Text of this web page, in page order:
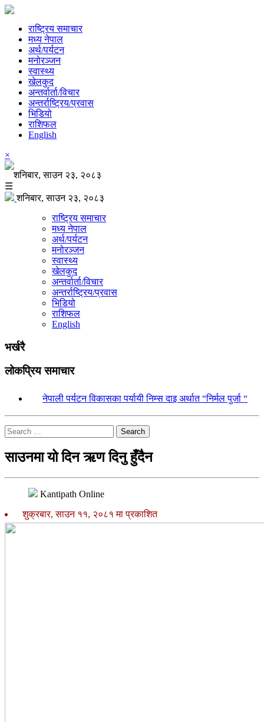
राष्ट्रिय समाचार
मध्य नेपाल
अर्थ/पर्यटन
मनोरञ्जन
स्वास्थ्य
खेलकुद
अन्तर्वार्ता/विचार
अन्तर्राष्ट्रिय/प्रवास
भिडियो
राशिफल
English
×
शनिबार, साउन २३, २०८३
☰
शनिबार, साउन २३, २०८३
राष्ट्रिय समाचार
मध्य नेपाल
अर्थ/पर्यटन
मनोरञ्जन
स्वास्थ्य
खेलकुद
अन्तर्वार्ता/विचार
अन्तर्राष्ट्रिय/प्रवास
भिडियो
राशिफल
English
भर्खरै
लोकप्रिय समाचार
नेपाली पर्यटन विकासका पर्यायी निम्स दाइ अर्थात “निर्मल पुर्जा “
Search
साउनमा यो दिन ऋण दिनु हुँदैन
Kantipath Online
शुक्रबार, साउन ११, २०८१ मा प्रकाशित